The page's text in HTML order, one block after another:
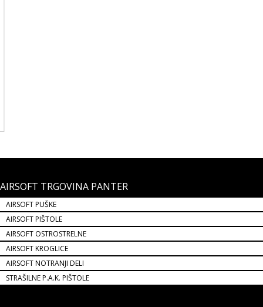
AIRSOFT TRGOVINA PANTER
AIRSOFT PUŠKE
AIRSOFT PIŠTOLE
AIRSOFT OSTROSTRELNE
AIRSOFT KROGLICE
AIRSOFT NOTRANJI DELI
STRAŠILNE P.A.K. PIŠTOLE